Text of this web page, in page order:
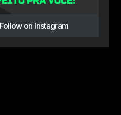
Follow on Instagram